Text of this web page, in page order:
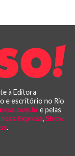
à Editora
e escritório no Rio
e pelas
Express, Show
.